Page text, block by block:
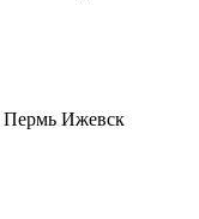
Пермь Ижевск